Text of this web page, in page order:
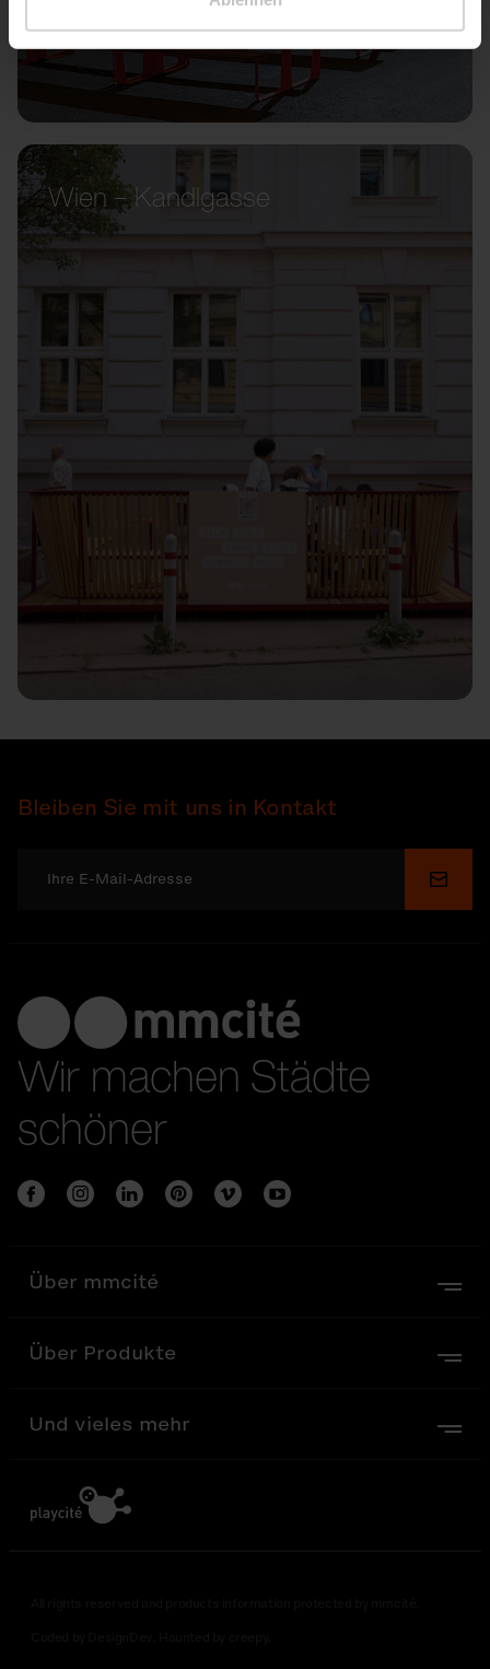
Wien – Kandlgasse
Bleiben Sie mit uns in Kontakt
Wir machen Städte
schöner
Über mmcité
Über Produkte
Und vieles mehr